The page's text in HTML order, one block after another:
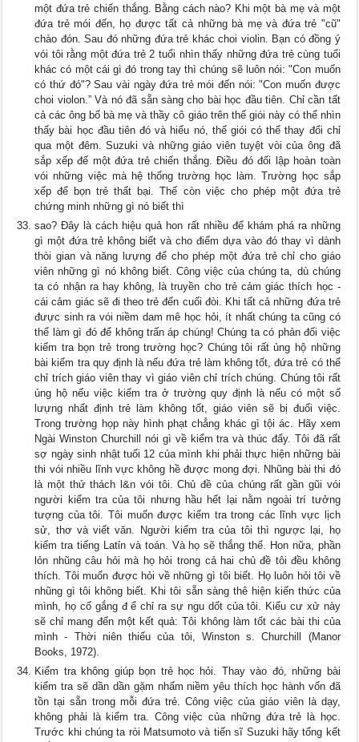
một đứa trẻ chiến thắng. Bằng cách nào? Khi một bà mẹ và một
đứa trẻ mói đến, họ được tất cả những bà mẹ và đứa trẻ "cũ"
chào đón. Sau đó những đứa trẻ khác choi violin. Bạn có đồng ý
vói tôi rằng một đứa trẻ 2 tuổi nhìn thấy những đứa trẻ cùng tuổi
khác có một cái gì đó trong tay thì chúng sẽ luôn nói: "Con muốn
có thứ đó"? Sau vài ngày đứa trẻ mói đến nói: "Con muốn được
choi violon.” Và nó đã sẵn sàng cho bài học đầu tiên. Chỉ cần tất
cả các ông bố bà mẹ và thầy cô giáo trên thế giói này có thể nhìn
thấy bài học đầu tiên đó và hiểu nó, thế giói có thể thay đổi chỉ
qua một đêm. Suzuki và những giáo viên tuyệt vòi của ông đã
sắp xếp để một đứa trẻ chiến thắng. Điều đó đối lập hoàn toàn
vói những việc mà hệ thống trường học làm. Trường học sắp
xếp để bọn trẻ thất bại. Thế còn việc cho phép một đứa trẻ
chứng minh những gì nó biết thì
sao? Đây là cách hiệu quả hon rất nhiều để khám phá ra những
gì một đứa trẻ không biết và cho điểm dựa vào đó thay vì dành
thòi gian và năng lưựng để cho phép một đứa trẻ chỉ cho giáo
viên những gì nó không biết. Công việc của chúng ta, dù chúng
ta có nhận ra hay không, là truyền cho trẻ cảm giác thích học -
cái cảm giác sẽ đi theo trẻ đến cuối đòi. Khi tất cả những đứa trẻ
đưực sinh ra vói niềm dam mê học hỏi, ít nhất chúng ta cũng có
thể làm gì đó để không trấn áp chúng! Chúng ta có phản đối việc
kiểm tra bọn trẻ trong trường học? Chúng tôi rất ủng hộ những
bài kiểm tra quy định là nếu đứa trẻ làm không tốt, đứa trẻ có thể
chỉ trích giáo viên thay vì giáo viên chỉ trích chúng. Chúng tôi rất
ủng hộ nếu việc kiểm tra ở trường quy định là nếu có một số
lưựng nhất định trẻ làm không tốt, giáo viên sẽ bị đuổi việc.
Trong trường họp này hình phạt chẳng khác gì tội ác. Hãy xem
Ngài Winston Churchill nói gì về kiểm tra và thúc đẩy. Tôi đã rất
sợ ngày sinh nhật tuổi 12 của mình khi phải thực hiện những bài
thi vói nhiều lĩnh vực không hề được mong đợi. Nhũng bài thi đó
là một thử thách l&n vói tôi. Chủ đề của chúng rất gần gũi vói
người kiểm tra của tôi nhưng hầu hết lại nằm ngoài trí tưởng
tượng của tôi. Tôi muốn được kiểm tra trong các lĩnh vực lịch
sử, thơ và viết văn. Người kiểm tra của tôi thì ngược lại, họ
kiểm tra tiếng Latỉn và toán. Và họ sẽ thắng thế. Hon nữa, phần
lỏn nhũng câu hỏi mà họ hỏi trong cả hai chủ đề tôi đều không
thích. Tôi muốn được hỏi về những gì tôi biết. Họ luôn hỏi tôi về
nhũng gì tôi không biết. Khi tôi sẵn sàng thê hiện kiến thức của
mình, họ cố gắng đ ể chỉ ra sự ngu dốt của tôi. Kiểu cư xử này
sẽ chỉ mang đến một kết quả: Tôi không làm tốt các bài thi của
mình - Thời niên thiếu của tôi, Winston s. Churchill (Manor
Books, 1972).
Kiểm tra không giúp bọn trẻ học hỏi. Thay vào đó, những bài
kiểm tra sẽ dần dần gặm nhấm niềm yêu thích học hành vốn đã
tồn tại sẵn trong mỗi đứa trẻ. Công việc của giáo viên là dạy,
không phải là kiểm tra. Công việc của những đứa trẻ là học.
Trước khi chúng ta ròi Matsumoto và tiến sĩ Suzuki hãy tổng kết